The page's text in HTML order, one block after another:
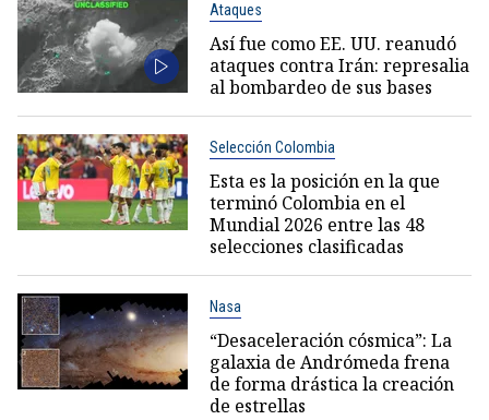
Ataques
Así fue como EE. UU. reanudó
ataques contra Irán: represalia
al bombardeo de sus bases
Selección Colombia
Esta es la posición en la que
terminó Colombia en el
Mundial 2026 entre las 48
selecciones clasificadas
Nasa
“Desaceleración cósmica”: La
galaxia de Andrómeda frena
de forma drástica la creación
de estrellas